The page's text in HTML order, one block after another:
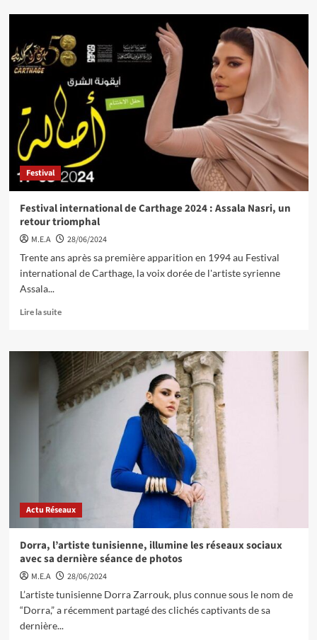
Festival
Festival international de Carthage 2024 : Assala Nasri, un
retour triomphal
M.E.A
28/06/2024
Trente ans après sa première apparition en 1994 au Festival
international de Carthage, la voix dorée de l'artiste syrienne
Assala...
Lire la suite
Actu Réseaux
Dorra, l’artiste tunisienne, illumine les réseaux sociaux
avec sa dernière séance de photos
M.E.A
28/06/2024
L’artiste tunisienne Dorra Zarrouk, plus connue sous le nom de
“Dorra,” a récemment partagé des clichés captivants de sa
dernière...